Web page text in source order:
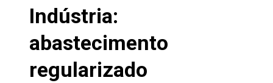
Indústria:
abastecimento
regularizado